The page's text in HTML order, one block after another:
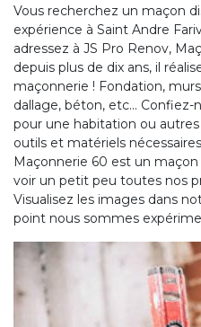
Vous recherchez un maçon
expérience à Saint Andre
adressez à JS Pro Renov,
depuis plus de dix ans, il
maçonnerie ! Fondation,
dallage, béton, etc...
pour une habitation ou
outils et matériels
Maçonnerie 60 est un
voir un petit peu toutes nos
Visualisez les images dans
point nous sommes